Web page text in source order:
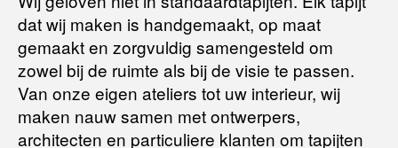
aankoopbedrag zo snel mogelijk terug, maar uiterlijkbinnen 14
dagen na herroeping .
Voor meer informatie kunt u terecht op:
Terugbetalingsbeleid
dat wij maken is handgemaakt, op maat
gemaakt en zorgvuldig samengesteld om
zowel bij de ruimte als bij de visie te passen.
Van onze eigen ateliers tot uw interieur, wij
maken nauw samen met ontwerpers,
architecten en particuliere klanten om tapijten